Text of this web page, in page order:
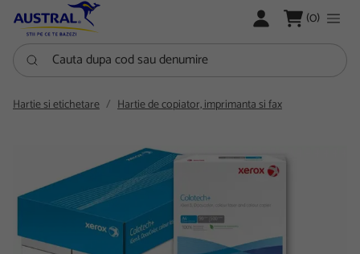
LOGARE (0)
Cauta dupa cod sau denumire
Hartie si etichetare Hartie de copiator, imprimanta si fax